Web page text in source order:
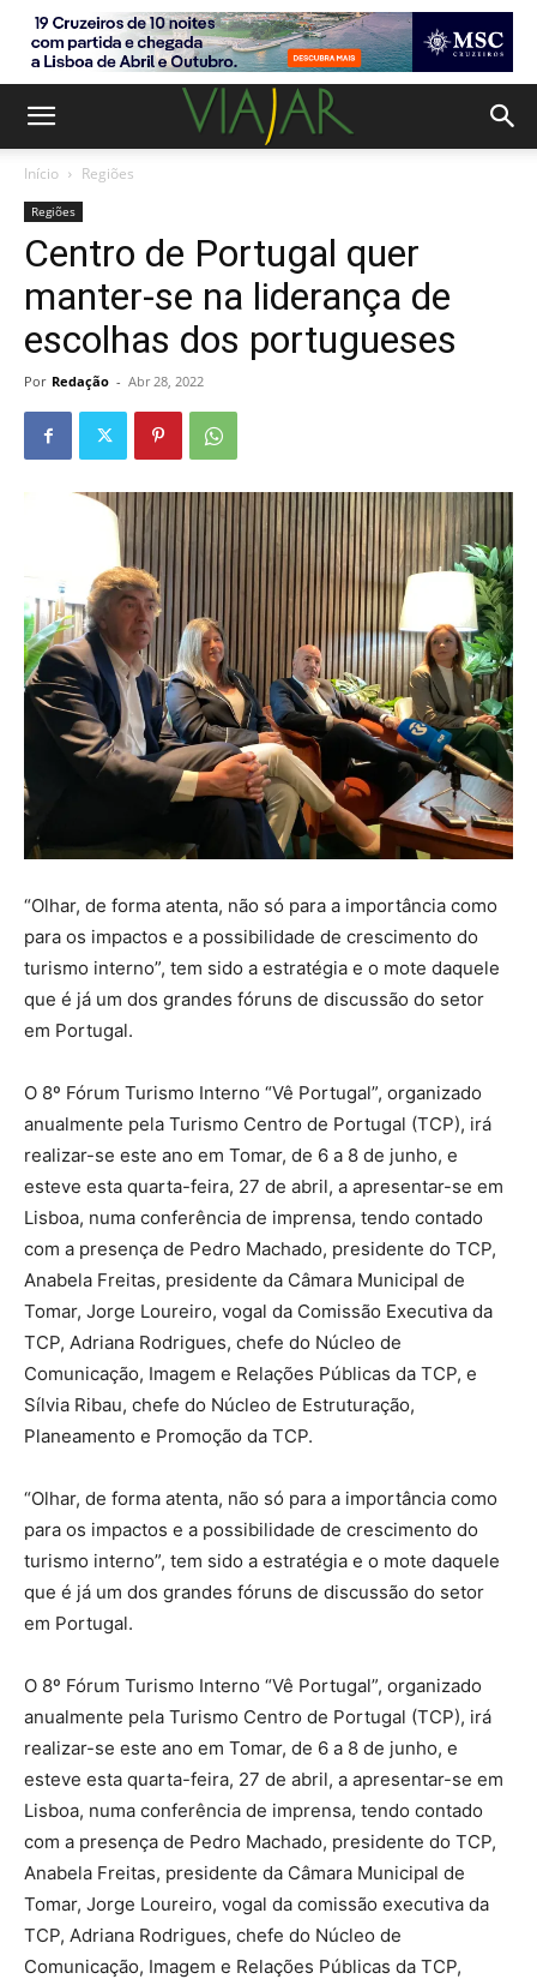
Início Regiões
Regiões
Centro de Portugal quer
manter-se na liderança de
escolhas dos portugueses
Por Redação - Abr 28, 2022
“Olhar, de forma atenta, não só para a importância como
para os impactos e a possibilidade de crescimento do
turismo interno”, tem sido a estratégia e o mote daquele
que é já um dos grandes fóruns de discussão do setor
em Portugal.
O 8º Fórum Turismo Interno “Vê Portugal”, organizado
anualmente pela Turismo Centro de Portugal (TCP), irá
realizar-se este ano em Tomar, de 6 a 8 de junho, e
esteve esta quarta-feira, 27 de abril, a apresentar-se em
Lisboa, numa conferência de imprensa, tendo contado
com a presença de Pedro Machado, presidente do TCP,
Anabela Freitas, presidente da Câmara Municipal de
Tomar, Jorge Loureiro, vogal da Comissão Executiva da
TCP, Adriana Rodrigues, chefe do Núcleo de
Comunicação, Imagem e Relações Públicas da TCP, e
Sílvia Ribau, chefe do Núcleo de Estruturação,
Planeamento e Promoção da TCP.
“Olhar, de forma atenta, não só para a importância como
para os impactos e a possibilidade de crescimento do
turismo interno”, tem sido a estratégia e o mote daquele
que é já um dos grandes fóruns de discussão do setor
em Portugal.
O 8º Fórum Turismo Interno “Vê Portugal”, organizado
anualmente pela Turismo Centro de Portugal (TCP), irá
realizar-se este ano em Tomar, de 6 a 8 de junho, e
esteve esta quarta-feira, 27 de abril, a apresentar-se em
Lisboa, numa conferência de imprensa, tendo contado
com a presença de Pedro Machado, presidente do TCP,
Anabela Freitas, presidente da Câmara Municipal de
Tomar, Jorge Loureiro, vogal da comissão executiva da
TCP, Adriana Rodrigues, chefe do Núcleo de
Comunicação, Imagem e Relações Públicas da TCP,